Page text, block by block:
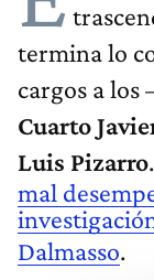
termina lo
cargos a
Cuarto
Luis Pizarro.
mal
Dalmasso.